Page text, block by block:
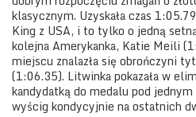
klasycznym. Uzyskała czas
King z USA, i to tylko o jedną
kolejna Amerykanka, Katie Meili
miejscu znalazła się obrończyni
(1:06.35). Litwinka pokazała w
kandydatką do medalu pod
wyścig kondycyjnie na ostatnich